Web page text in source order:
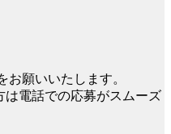
お願いいたします。
は電話での応募がスムーズ